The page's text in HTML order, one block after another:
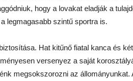
hogy a lovakat eladják a
legmagasabb szintű sportra is.
Hat kitűnő fiatal kanca és
versenyez a saját
megsokszorozni az állományunkat.